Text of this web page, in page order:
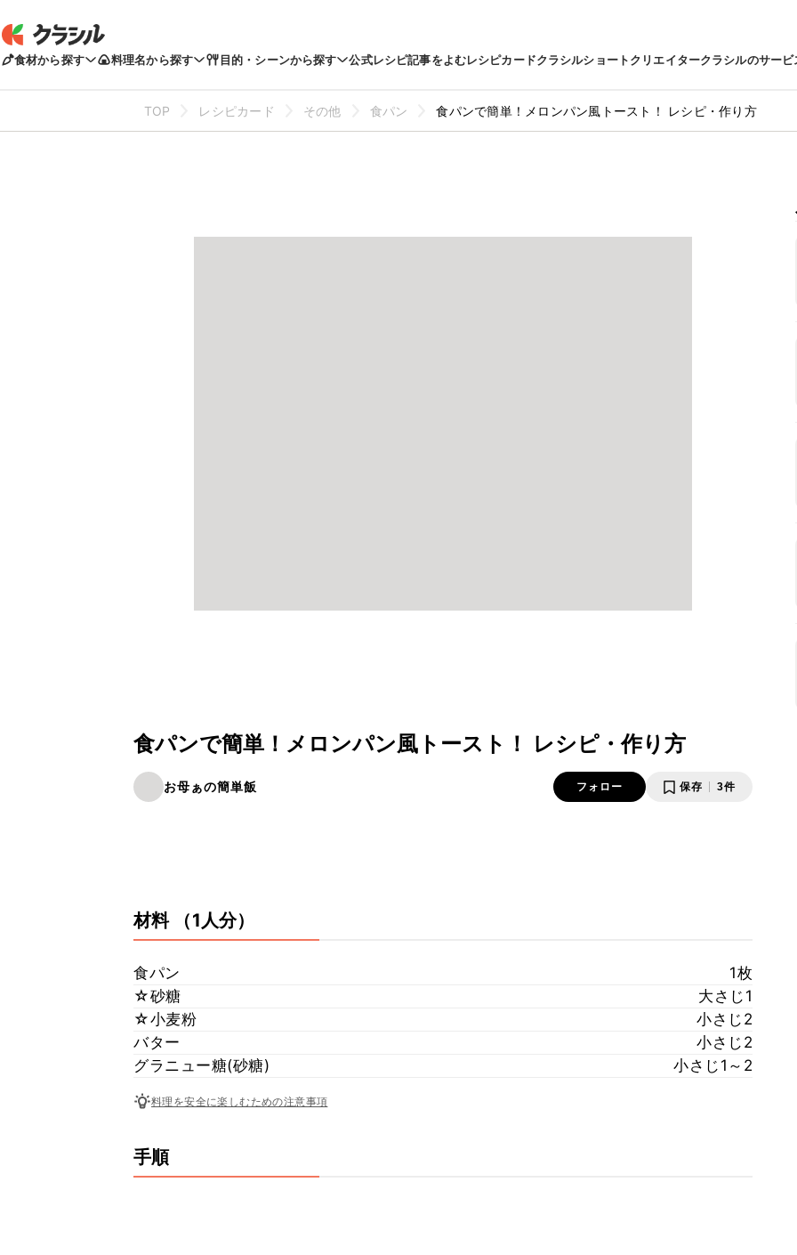
食材から探す 料理名から探す 目的・シーンから探す 公式レシピ記事をよむレシピカードクラシルショートクリエイタークラシルのサービ
TOP レシピカード その他 食パン 食パンで簡単！メロンパン風トースト！ レシピ・作り方
食パンで簡単！メロンパン風トースト！ レシピ・作り方
お母ぁの簡単飯 フォロー 保存 3件
材料 （1人分）
食パン
1枚
☆砂糖
大さじ1
☆小麦粉
小さじ2
バター
小さじ2
グラニュー糖(砂糖)
小さじ1～2
料理を安全に楽しむための注意事項
手順